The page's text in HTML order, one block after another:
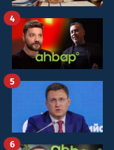
4
5
6